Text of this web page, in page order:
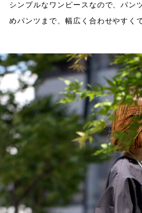
シンプルなワンピースなので、パン
めパンツまで、幅広く合わせやすく